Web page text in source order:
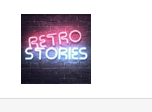
zawartości